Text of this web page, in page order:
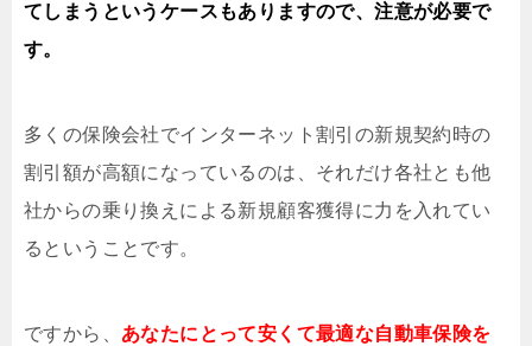
てしまうというケースもありますので、注意が必要で
す。
多くの保険会社でインターネット割引の新規契約時の
割引額が高額になっているのは、それだけ各社とも他
社からの乗り換えによる新規顧客獲得に力を入れてい
るということです。
ですから、 あなたにとって安くて最適な自動車保険を